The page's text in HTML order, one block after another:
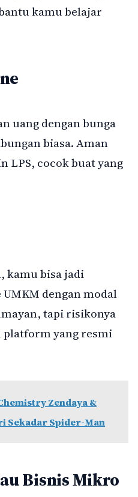
kamu belajar
uang dengan bunga
biasa. Aman
LPS, cocok buat yang
kamu bisa jadi
dengan modal
tapi risikonya
platform yang resmi
Zendaya &
Sekadar Spider-Man
Bisnis Mikro